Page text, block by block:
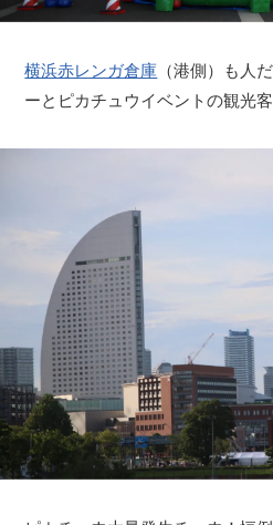
横浜赤レンガ倉庫 （港側）も人
ーとピカチュウイベントの観光